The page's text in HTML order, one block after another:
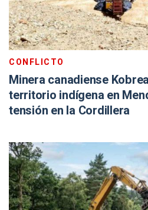
CONFLICTO
Minera canadiense
territorio indígena en
tensión en la Cordillera